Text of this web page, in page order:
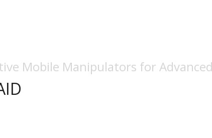
Mobile Manipulators for